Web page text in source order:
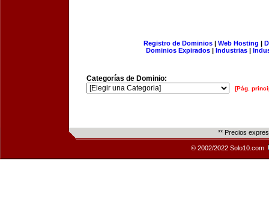
Registro de Dominios| Web Hosting |
Dominios Expirados | Industrias |
Categorías de Dominio:
[Pág.
** Precios
© 2002/2022 Solo10.com